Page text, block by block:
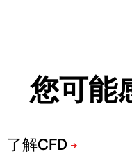
您可能